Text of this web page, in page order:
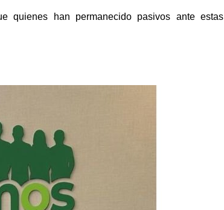
han permanecido pasivos ante estas